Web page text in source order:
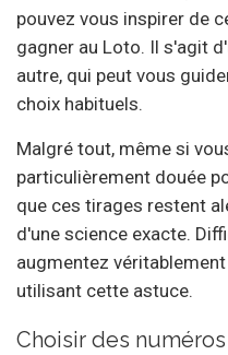
pouvez vous inspirer de
gagner au Loto. Il s'agit
autre, qui peut vous
choix habituels.
Malgré tout, même si
particulièrement douée
que ces tirages restent
d'une science exacte.
augmentez
utilisant cette astuce.
Choisir des